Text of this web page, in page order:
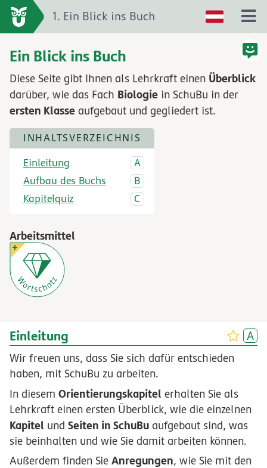
Ein Blick ins Buch
Diese Seite gibt Ihnen als Lehrkraft einen Überblick
darüber, wie das Fach Biologie in SchuBu in der
ersten Klasse aufgebaut und gegliedert ist.
INHALTSVERZEICHNIS
Einleitung
Aufbau des Buchs
Kapitelquiz
Arbeitsmittel
Einleitung
Wir freuen uns, dass Sie sich dafür entschieden
haben, mit SchuBu zu arbeiten.
In diesem Orientierungskapitel erhalten Sie als
Lehrkraft einen ersten Überblick, wie die einzelnen
Kapitel und Seiten in SchuBu aufgebaut sind, was
sie beinhalten und wie Sie damit arbeiten können.
Außerdem finden Sie Anregungen, wie Sie mit den
1. Ein Blick ins Buch